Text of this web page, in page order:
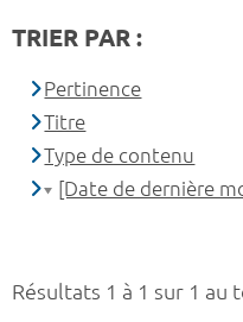
Résultats 1 à 1 sur 1 au
TRIER PAR :
Pertinence
Titre
Type de contenu
[Date de dernière